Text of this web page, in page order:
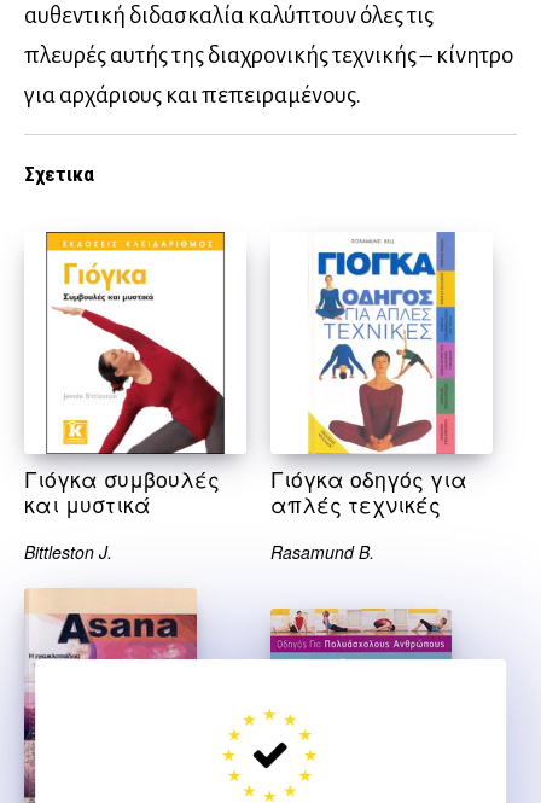
αυθεντική διδασκαλία καλύπτουν όλες τις
πλευρές αυτής της διαχρονικής τεχνικής – κίνητρο
για αρχάριους και πεπειραμένους.
Σχετικα
Γιόγκα συμβουλές
και μυστικά
Bittleston J.
Γιόγκα οδηγός για
απλές τεχνικές
Rasamund B.